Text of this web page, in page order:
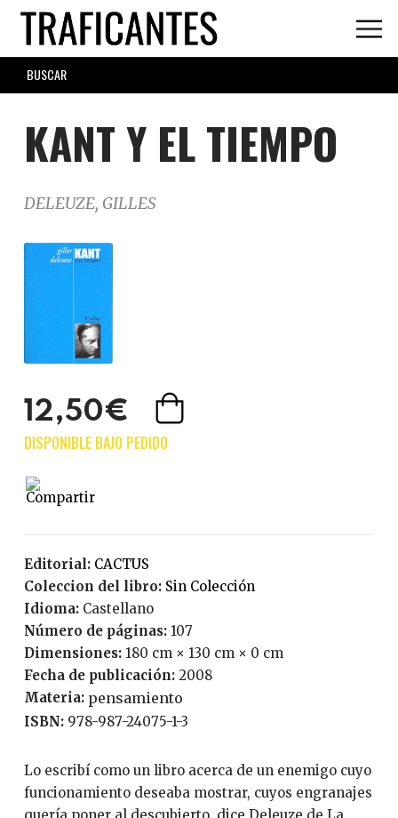
Skip
main
content
SEARCH
FORM
KANT Y EL TIEMPO
DELEUZE, GILLES
12,50€
Editorial:
CACTUS
Coleccion del libro:
Sin Colección
Idioma:
Castellano
Número de páginas: 107
Dimensiones: 180 cm × 130 cm × 0 cm
Fecha de publicación:
2008
Materia: pensamiento
ISBN: 978-987-24075-1-3
Lo escribí como un libro acerca de un enemigo cuyo
funcionamiento deseaba mostrar, cuyos engranajes